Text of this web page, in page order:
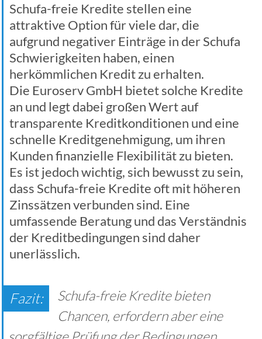
Schufa-freie Kredite stellen eine
attraktive Option für viele dar, die
aufgrund negativer Einträge in der Schufa
Schwierigkeiten haben, einen
herkömmlichen Kredit zu erhalten.
Die Euroserv GmbH bietet solche Kredite
an und legt dabei großen Wert auf
transparente Kreditkonditionen und eine
schnelle Kreditgenehmigung, um ihren
Kunden finanzielle Flexibilität zu bieten.
Es ist jedoch wichtig, sich bewusst zu sein,
dass Schufa-freie Kredite oft mit höheren
Zinssätzen verbunden sind. Eine
umfassende Beratung und das Verständnis
der Kreditbedingungen sind daher
unerlässlich.
Schufa-freie Kredite bieten
Chancen, erfordern aber eine